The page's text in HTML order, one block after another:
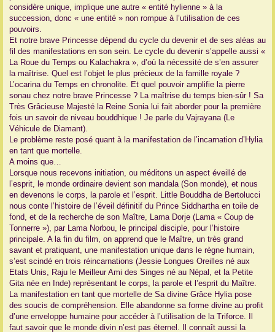
considère unique, implique une autre « entité hylienne » à la
succession, donc « une entité » non rompue à l’utilisation de ces
pouvoirs.
Et notre brave Princesse dépend du cycle du devenir et de ses aléas au
fil des manifestations en son sein. Le cycle du devenir s’appelle aussi «
La Roue du Temps ou Kalachakra », d’où la nécessité de s’en assurer
la maîtrise. Quel est l’objet le plus précieux de la famille royale ?
L’ocarina du Temps en chronolite. Et quel pouvoir amplifie la pierre
sonau chez notre brave Princesse ? La maîtrise du temps bien-sûr ! Sa
Très Grâcieuse Majesté la Reine Sonia lui fait aborder pour la première
fois un savoir de niveau bouddhique ! Je parle du Vajrayana (Le
Véhicule de Diamant).
Le problème reste posé quant à la manifestation de l’incarnation d’Hylia
en tant que mortelle.
A moins que…
Lorsque nous recevons initiation, ou méditons un aspect éveillé de
l’esprit, le monde ordinaire devient son mandala (Son monde), et nous
en devenons le corps, la parole et l’esprit. Little Bouddha de Bertolucci
nous conte l’histoire de l’éveil définitif du Prince Siddhartha en toile de
fond, et de la recherche de son Maître, Lama Dorje (Lama « Coup de
Tonnerre »), par Lama Norbou, le principal disciple, pour l’histoire
principale. A la fin du film, on apprend que le Maître, un très grand
savant et pratiquant, une manifestation unique dans le règne humain,
s’est scindé en trois réincarnations (Jessie Longues Oreilles né aux
Etats Unis, Raju le Meilleur Ami des Singes né au Népal, et la Petite
Gita née en Inde) représentant le corps, la parole et l’esprit du Maître.
La manifestation en tant que mortelle de Sa divine Grâce Hylia pose
des soucis de compréhension. Elle abandonne sa forme divine au profit
d’une enveloppe humaine pour accéder à l’utilisation de la Triforce. Il
faut savoir que le monde divin n’est pas éternel. Il connaît aussi la